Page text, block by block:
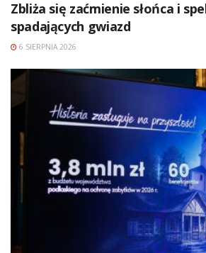
Zbliża się zaćmienie słońca i
spadających gwiazd
6 SIERPNIA 2026